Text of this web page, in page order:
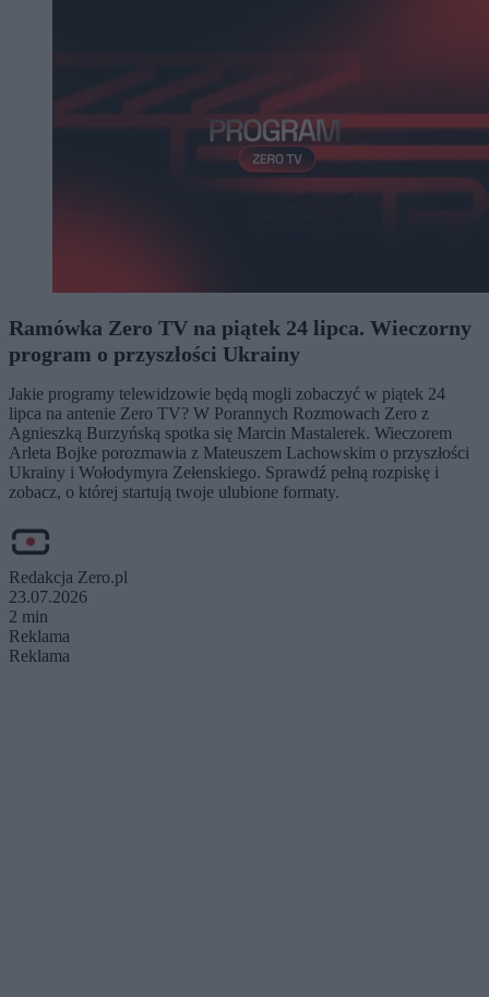
Ramówka Zero TV na piątek 24 lipca. Wieczorny
program o przyszłości Ukrainy
Jakie programy telewidzowie będą mogli zobaczyć w piątek 24
lipca na antenie Zero TV? W Porannych Rozmowach Zero z
Agnieszką Burzyńską spotka się Marcin Mastalerek. Wieczorem
Arleta Bojke porozmawia z Mateuszem Lachowskim o przyszłości
Ukrainy i Wołodymyra Zełenskiego. Sprawdź pełną rozpiskę i
zobacz, o której startują twoje ulubione formaty.
Redakcja Zero.pl
23.07.2026
2 min
Reklama
Reklama